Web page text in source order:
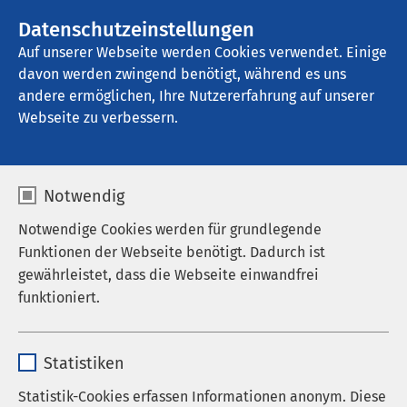
Datenschutzeinstellungen
Auf unserer Webseite werden Cookies verwendet. Einige
davon werden zwingend benötigt, während es uns
andere ermöglichen, Ihre Nutzererfahrung auf unserer
Webseite zu verbessern.
Notwendig
Notwendige Cookies werden für grundlegende
Funktionen der Webseite benötigt. Dadurch ist
gewährleistet, dass die Webseite einwandfrei
funktioniert.
Anbieter sgalinski
Statistiken
Statistik-Cookies erfassen Informationen anonym. Diese
AMEOS Klinikum Heiligenhafen
Praxis der
neuropsychologischen
Demenzdiagnostik
Referent